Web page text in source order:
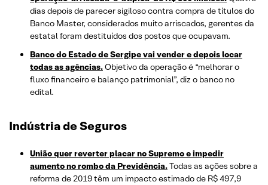
dias depois de parecer sigiloso contra compra de títulos do
Banco Master, considerados muito arriscados, gerentes da
estatal foram destituídos dos postos que ocupavam.
Banco do Estado de Sergipe vai vender e depois locar
todas as agências.Objetivo da operação é “melhorar o
fluxo financeiro e balanço patrimonial”, diz o banco no
edital.
Indústria de Seguros
União quer reverter placar no Supremo e impedir
aumento no rombo da Previdência.Todas as ações sobre a
reforma de 2019 têm um impacto estimado de R$ 497,9